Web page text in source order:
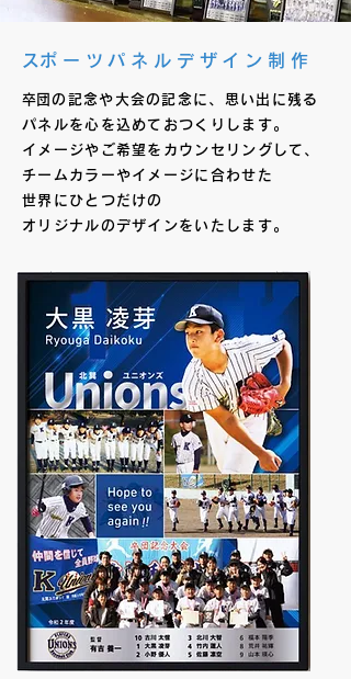
​スポーツパネルデザイン制作
​卒団の記念や大会の記念に、思い出に残る
パネルを心を込めておつくりします。
イメージやご希望をカウンセリングして、
チームカラーやイメージに合わせた
世界にひとつだけの
オリジナルのデザインをいたします。